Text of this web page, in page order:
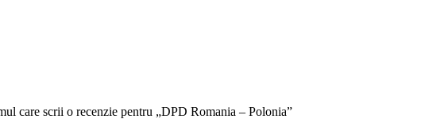
care scrii o recenzie pentru „DPD Romania – Polonia”